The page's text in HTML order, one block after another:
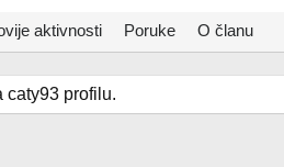
aktivnosti Poruke O članu
caty93 profilu.